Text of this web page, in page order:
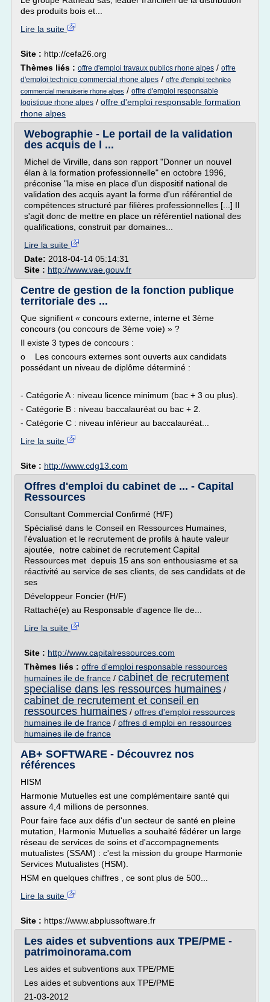
des produits bois et...
Lire la suite
Site : http://cefa26.org
Thèmes liés : offre d'emploi travaux publics rhone alpes / offre
d'emploi technico commercial rhone alpes / offre d'emploi technico
commercial menuiserie rhone alpes / offre d'emploi responsable
logistique rhone alpes / offre d'emploi responsable formation
rhone alpes
Webographie - Le portail de la validation
des acquis de l ...
Michel de Virville, dans son rapport "Donner un nouvel
élan à la formation professionnelle" en octobre 1996,
préconise "la mise en place d'un dispositif national de
validation des acquis ayant la forme d'un référentiel de
compétences structuré par filières professionnelles [...] Il
s'agit donc de mettre en place un référentiel national des
qualifications, construit par domaines...
Lire la suite
Date: 2018-04-14 05:14:31
Site : http://www.vae.gouv.fr
Centre de gestion de la fonction publique
territoriale des ...
Que signifient « concours externe, interne et 3ème
concours (ou concours de 3ème voie) » ?
Il existe 3 types de concours :
o Les concours externes sont ouverts aux candidats
possédant un niveau de diplôme déterminé :
- Catégorie A : niveau licence minimum (bac + 3 ou plus).
- Catégorie B : niveau baccalauréat ou bac + 2.
- Catégorie C : niveau inférieur au baccalauréat...
Lire la suite
Site : http://www.cdg13.com
Offres d'emploi du cabinet de ... - Capital
Ressources
Consultant Commercial Confirmé (H/F)
Spécialisé dans le Conseil en Ressources Humaines,
l'évaluation et le recrutement de profils à haute valeur
ajoutée, notre cabinet de recrutement Capital
Ressources met depuis 15 ans son enthousiasme et sa
réactivité au service de ses clients, de ses candidats et de
ses
Développeur Foncier (H/F)
Rattaché(e) au Responsable d'agence Ile de...
Lire la suite
Site : http://www.capitalressources.com
Thèmes liés : offre d'emploi responsable ressources
humaines ile de france / cabinet de recrutement
specialise dans les ressources humaines /
cabinet de recrutement et conseil en
ressources humaines / offres d'emploi ressources
humaines ile de france / offres d emploi en ressources
humaines ile de france
AB+ SOFTWARE - Découvrez nos
références
HISM
Harmonie Mutuelles est une complémentaire santé qui
assure 4,4 millions de personnes.
Pour faire face aux défis d'un secteur de santé en pleine
mutation, Harmonie Mutuelles a souhaité fédérer un large
réseau de services de soins et d'accompagnements
mutualistes (SSAM) : c'est la mission du groupe Harmonie
Services Mutualistes (HSM).
HSM en quelques chiffres , ce sont plus de 500...
Lire la suite
Site : https://www.abplussoftware.fr
Les aides et subventions aux TPE/PME -
patrimoinorama.com
Les aides et subventions aux TPE/PME
Les aides et subventions aux TPE/PME
21-03-2012